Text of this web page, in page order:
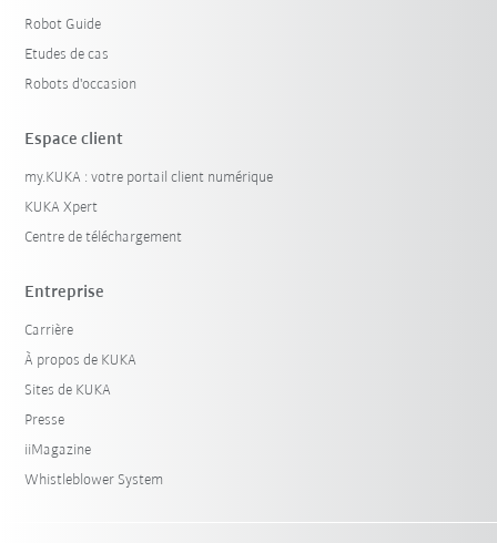
Robot Guide
Etudes de cas
Robots d'occasion
Espace client
my.KUKA : votre portail client numérique
KUKA Xpert
Centre de téléchargement
Entreprise
Carrière
À propos de KUKA
Sites de KUKA
Presse
iiMagazine
Whistleblower System